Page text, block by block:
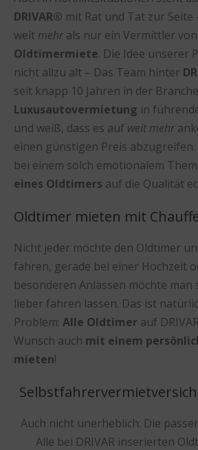
DRIVAR® mit Rat und Tat zur Seite
weit mehrals nur ein Vermittler
Oldtimermiete. Die Idee unserer
nicht allzu alt – Das Team hinter
seit knapp 10 Jahren in der
Luxusautovermietung in
und weiß, dass es auf weit mehr
einen günstigen Preis
bei einem solch emotionalem
eines Oldtimers auf die Qualität
Oldtimer mieten mit
Nicht jeder möchte den Oldtimer
fahren, gerade bei einer Hochzeit
besonderen Anlässen möchte man
lieber fahren lassen. Das ist
Problem: Alle Oldtimer auf
Wunsch auch mit einem
mieten!
Auch nicht unerheblich: Die
Alle bei DRIVAR inserierten